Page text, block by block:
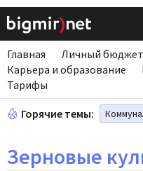
Главная Личный бюджет
Карьера и образование
Тарифы
Горячие темы:
Зерновые